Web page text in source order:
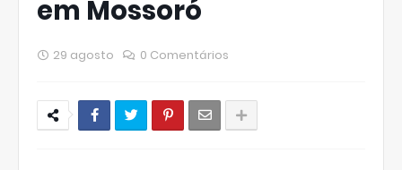
em Mossoró
29 agosto 0 Comentários